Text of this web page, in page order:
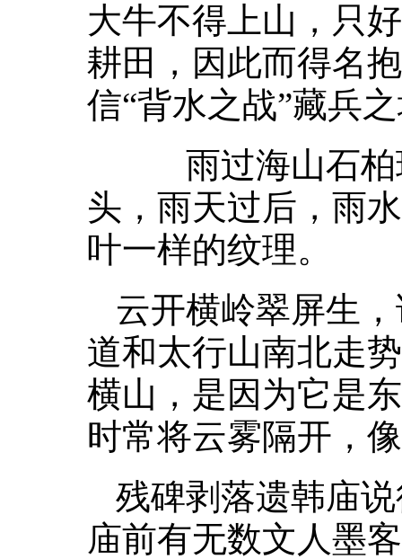
大牛不得上山，只
耕田，因此而得名
信“背水之战”藏兵
雨过海山石柏
头，雨天过后，雨
叶一样的纹理。
云开横岭翠屏生
道和太行山南北走
横山，是因为它是
时常将云雾隔开，
残碑剥落遗韩庙
庙前有无数文人墨